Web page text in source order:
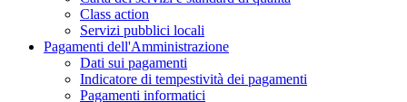
Class action
Servizi pubblici locali
Pagamenti dell'Amministrazione
Dati sui pagamenti
Indicatore di tempestività dei pagamenti
Pagamenti informatici